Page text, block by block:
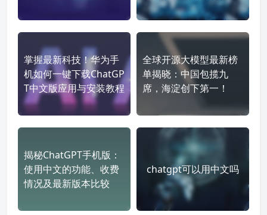
掌握最新科技！华为手
机如何一键下载ChatGP
T中文版应用与安装教程
全球开源大模型最新榜
单揭晓：中国包揽九
席，海淀创下第一！
揭秘ChatGPT手机版：
使用中文的功能、收费
情况及最新版本比较
chatgpt可以用中文吗